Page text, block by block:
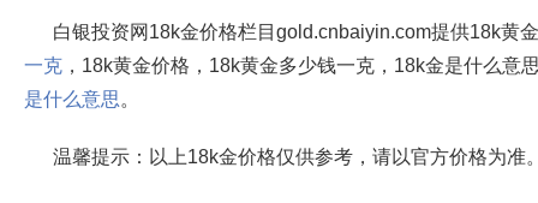
白银投资网18k金价格栏目gold.cnbaiyin.com提供18k黄
一克 ，18k黄金价格，18k黄金多少钱一克，18k金是什么意
是什么意思。
温馨提示：以上18k金价格仅供参考，请以官方价格为准